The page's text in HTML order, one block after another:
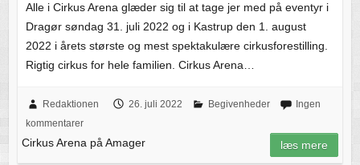
Alle i Cirkus Arena glæder sig til at tage jer med på eventyr i
Dragør søndag 31. juli 2022 og i Kastrup den 1. august
2022 i årets største og mest spektakulære cirkusforestilling.
Rigtig cirkus for hele familien. Cirkus Arena…
Redaktionen 26. juli 2022 Begivenheder
Ingen
kommentarer
Cirkus Arena på Amager læs mere